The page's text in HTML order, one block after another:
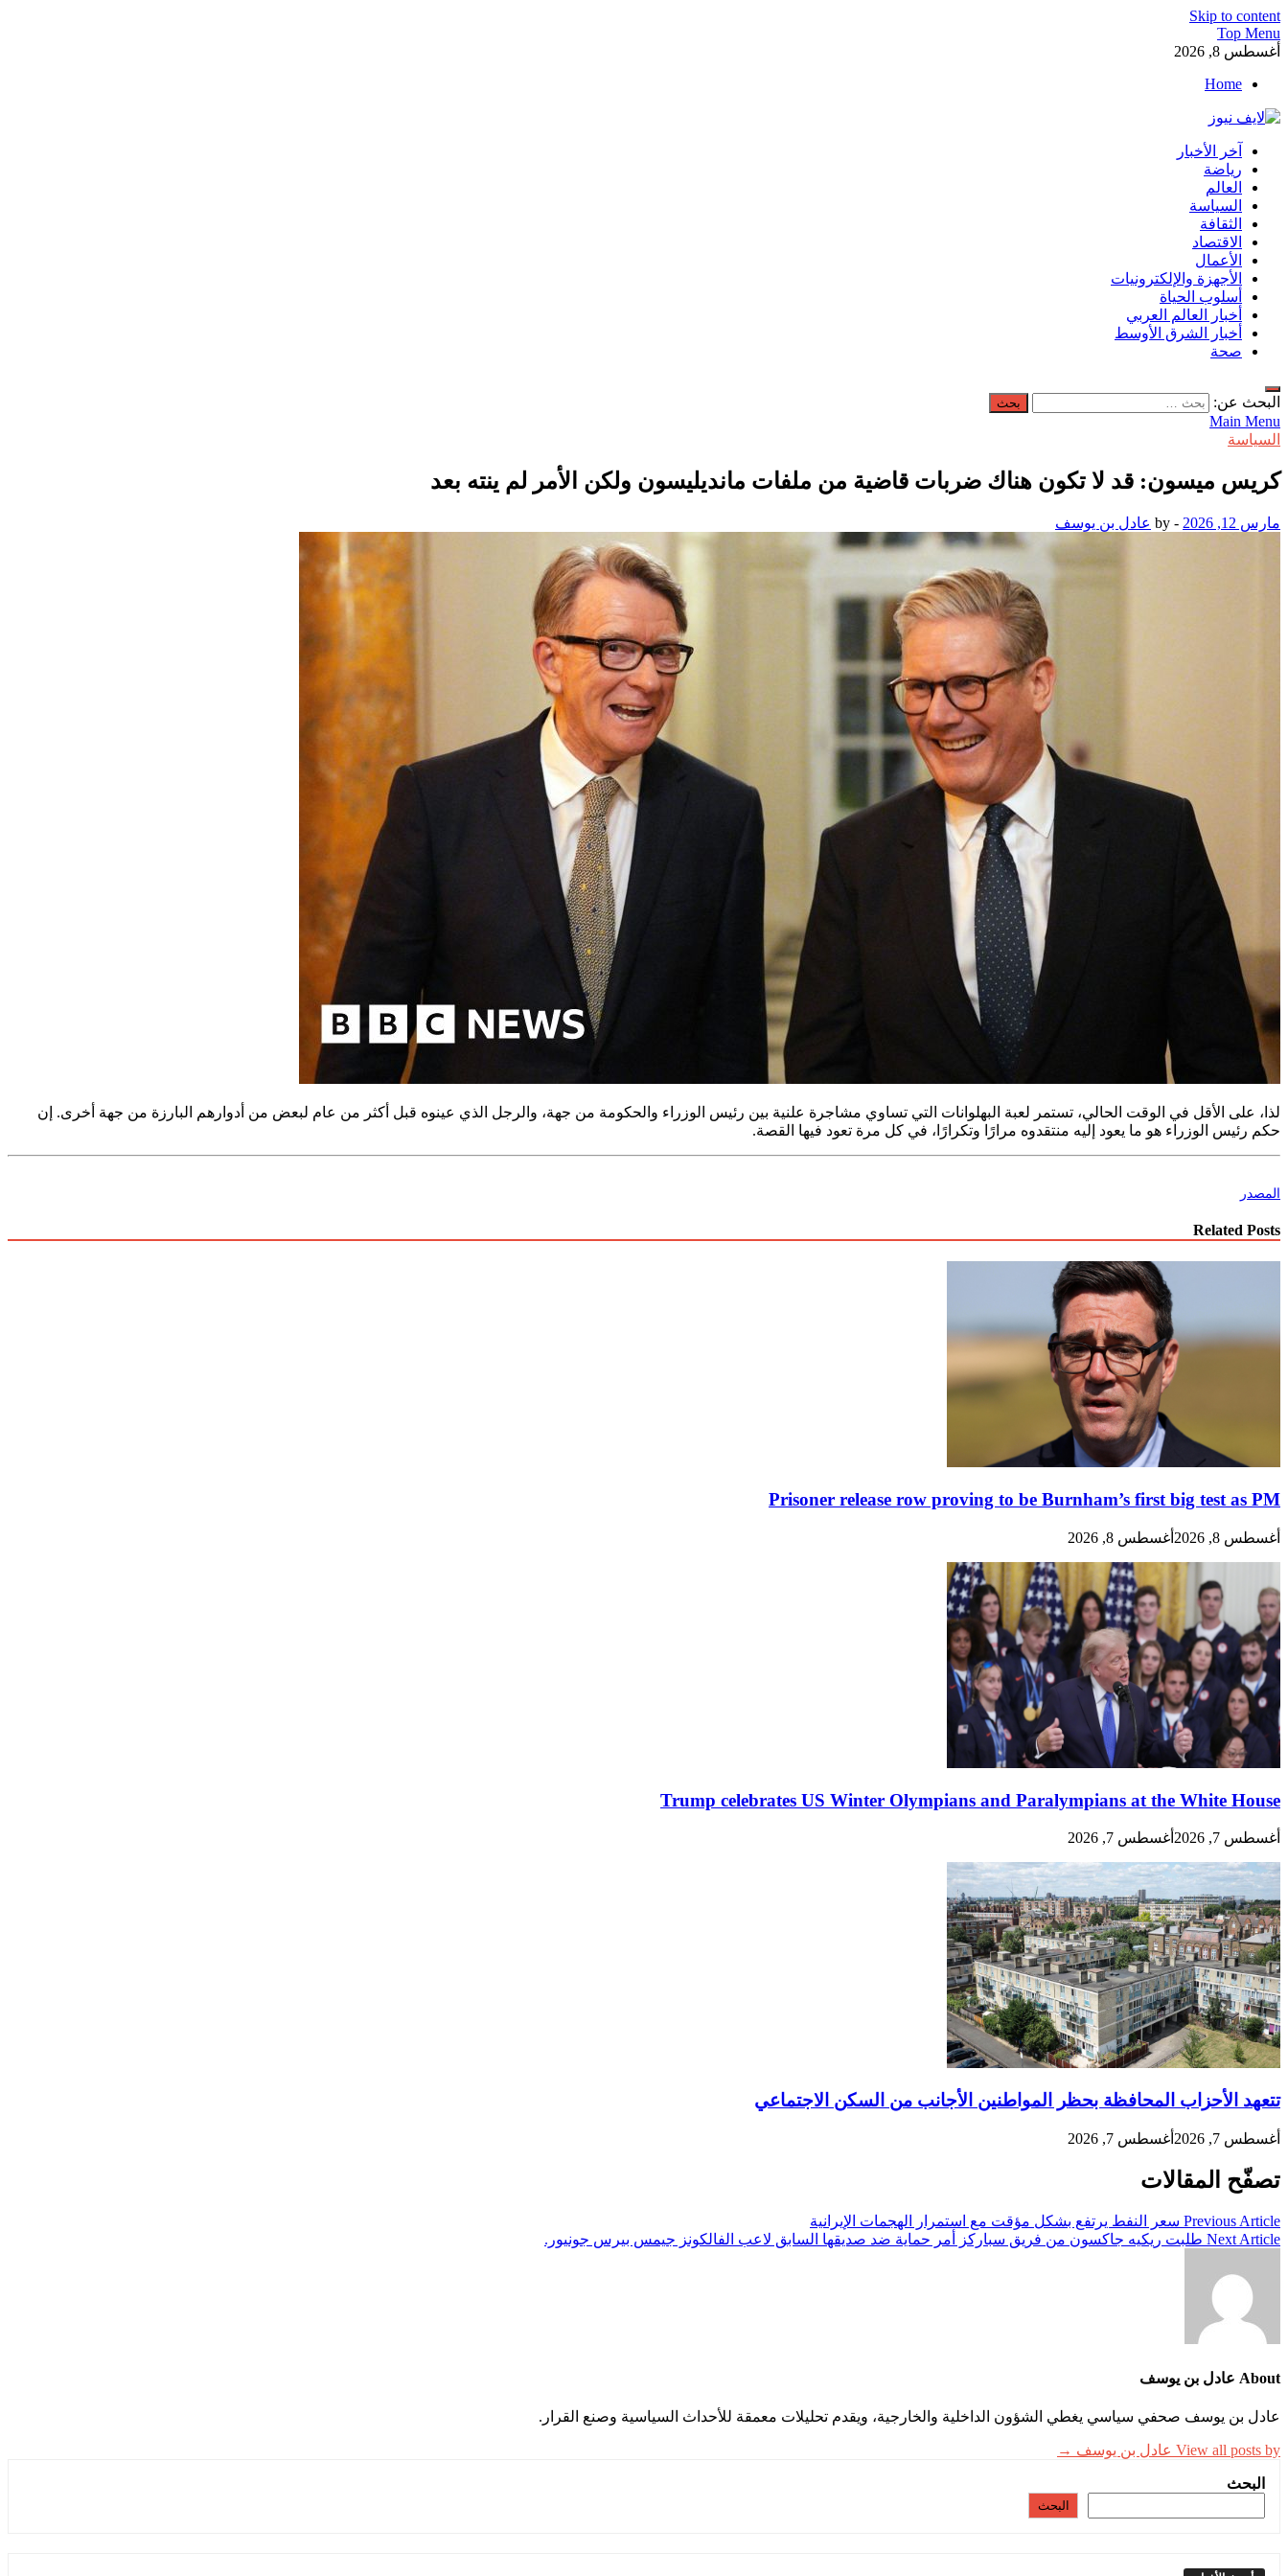
Skip to content
Top Menu
أغسطس 8, 2026
Home
لايف نيوز
آخر الأخبار العاجلة لحظة بلحظة من العالم العربي والعالم
آخر الأخبار
رياضة
العالم
السياسة
الثقافة
الاقتصاد
الأعمال
الأجهزة والإلكترونيات
أسلوب الحياة
أخبار العالم العربي
أخبار الشرق الأوسط
صحة
البحث عن:
Main Menu
السياسة
كريس ميسون: قد لا تكون هناك ضربات قاضية من ملفات مانديليسون ولكن الأمر لم ينته بعد
مارس 12, 2026 -
by عادل بن يوسف
لذا، على الأقل في الوقت الحالي، تستمر لعبة البهلوانات التي تساوي مشاجرة علنية بين رئيس الوزراء والحكومة من جهة، والرجل الذي عينوه قبل أكثر من عام لبعض من أدوارهم البارزة من جهة أخرى. إن
حكم رئيس الوزراء هو ما يعود إليه منتقدوه مرارًا وتكرارًا، في كل مرة تعود فيها القصة.
المصدر
Related Posts
Prisoner release row proving to be Burnham’s first big test as PM
أغسطس 8, 2026 أغسطس 8, 2026
Trump celebrates US Winter Olympians and Paralympians at the White House
أغسطس 7, 2026 أغسطس 7, 2026
تتعهد الأحزاب المحافظة بحظر المواطنين الأجانب من السكن الاجتماعي
أغسطس 7, 2026 أغسطس 7, 2026
تصفّح المقالات
Previous Article سعر النفط يرتفع بشكل مؤقت مع استمرار الهجمات الإيرانية
Next Article طلبت ريكيه جاكسون من فريق سباركز أمر حماية ضد صديقها السابق لاعب الفالكونز جيمس بيرس جونيور.
About عادل بن يوسف
عادل بن يوسف صحفي سياسي يغطي الشؤون الداخلية والخارجية، ويقدم تحليلات معمقة للأحداث السياسية وصنع القرار.
View all posts by عادل بن يوسف →
البحث
البحث